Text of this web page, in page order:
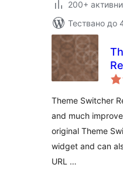
200+
Тествано до
Theme Switcher
and much
original Theme
widget and can
URL …